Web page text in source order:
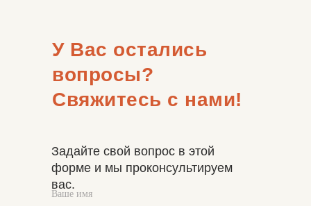
У Вас остались
вопросы?
Свяжитесь с нами!
Задайте свой вопрос в этой
форме и мы проконсультируем
вас.
Ваше имя